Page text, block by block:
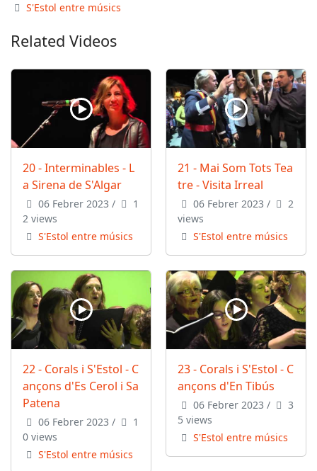
S'Estol entre músics
Related Videos
20 - Interminables - L
a Sirena de S'Algar
06 Febrer 2023 /
1
2 views
S'Estol entre músics
21 - Mai Som Tots Tea
tre - Visita Irreal
06 Febrer 2023 /
2
views
S'Estol entre músics
22 - Corals i S'Estol - C
ançons d'Es Cerol i Sa
Patena
06 Febrer 2023 /
1
0 views
S'Estol entre músics
23 - Corals i S'Estol - C
ançons d'En Tibús
06 Febrer 2023 /
3
5 views
S'Estol entre músics